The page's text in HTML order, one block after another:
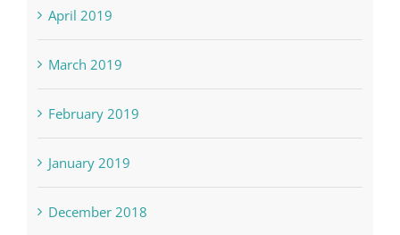
April 2019
March 2019
February 2019
January 2019
December 2018